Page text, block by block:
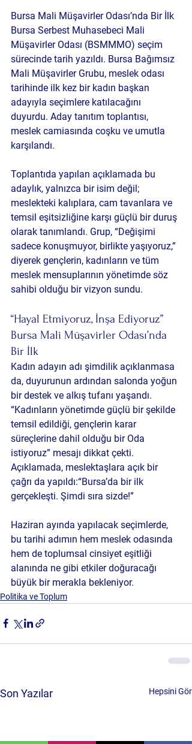
Bursa Mali Müşavirler Odası’nda Bir İlk
Bursa Serbest Muhasebeci Mali
Müşavirler Odası (BSMMMO) seçim
sürecinde tarih yazıldı. Bursa Bağımsız
Mali Müşavirler Grubu, meslek odası
tarihinde ilk kez bir kadın başkan
adayıyla seçimlere katılacağını
duyurdu. Aday tanıtım toplantısı,
meslek camiasında coşku ve umutla
karşılandı.
Toplantıda yapılan açıklamada bu
adaylık, yalnızca bir isim değil;
meslekteki kalıplara, cam tavanlara ve
temsil eşitsizliğine karşı güçlü bir duruş
olarak tanımlandı. Grup, “Değişimi
sadece konuşmuyor, birlikte yaşıyoruz,”
diyerek gençlerin, kadınların ve tüm
meslek mensuplarının yönetimde söz
sahibi olduğu bir vizyon sundu.
“Hayal Etmiyoruz, İnşa Ediyoruz”
Bursa Mali Müşavirler Odası’nda
Bir İlk
Kadın adayın adı şimdilik açıklanmasa
da, duyurunun ardından salonda yoğun
bir destek ve alkış tufanı yaşandı.
“Kadınların yönetimde güçlü bir şekilde
temsil edildiği, gençlerin karar
süreçlerine dahil olduğu bir Oda
istiyoruz” mesajı dikkat çekti.
Açıklamada, meslektaşlara açık bir
çağrı da yapıldı:“Bursa’da bir ilk
gerçekleşti. Şimdi sıra sizde!”
Haziran ayında yapılacak seçimlerde,
bu tarihi adımın hem meslek odasında
hem de toplumsal cinsiyet eşitliği
alanında ne gibi etkiler doğuracağı
büyük bir merakla bekleniyor.
Politika ve Toplum
Son Yazılar Hepsini Gör